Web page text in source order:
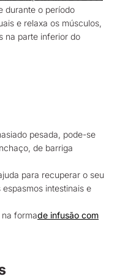
durante o período
e relaxa os músculos,
na parte inferior do
pesada, pode-se
de barriga
para recuperar o seu
intestinais e
formade infusão com